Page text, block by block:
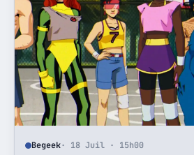
Begeek· 18 Juil · 15h00